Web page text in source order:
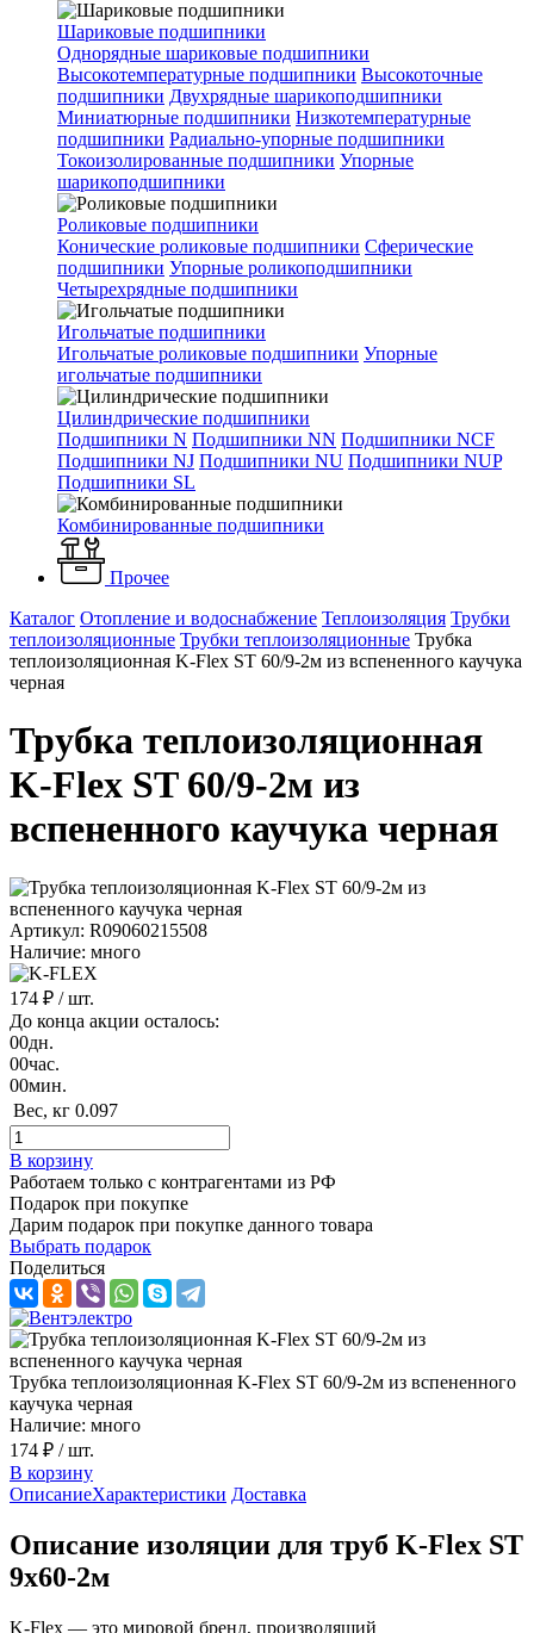
Шариковые подшипники
Однорядные шариковые подшипники
Высокотемпературные подшипники Высокоточные
подшипники Двухрядные шарикоподшипники
Миниатюрные подшипники Низкотемпературные
подшипники Радиально-упорные подшипники
Токоизолированные подшипники Упорные
шарикоподшипники
Роликовые подшипники
Конические роликовые подшипники Сферические
подшипники Упорные роликоподшипники
Четырехрядные подшипники
Игольчатые подшипники
Игольчатые роликовые подшипники Упорные
игольчатые подшипники
Цилиндрические подшипники
Подшипники N Подшипники NN Подшипники NCF
Подшипники NJ Подшипники NU Подшипники NUP
Подшипники SL
Комбинированные подшипники
Прочее
Каталог Отопление и водоснабжение Теплоизоляция Трубки
теплоизоляционные Трубки теплоизоляционные Трубка
теплоизоляционная K-Flex ST 60/9-2м из вспененного каучука
черная
Трубка теплоизоляционная
K-Flex ST 60/9-2м из
вспененного каучука черная
Артикул: R09060215508
Наличие: много
174 ₽ / шт.
До конца акции осталось:
00дн.
00час.
00мин.
Вес, кг 0.097
В корзину
Работаем только с контрагентами из РФ
Подарок при покупке
Дарим подарок при покупке данного товара
Выбрать подарок
Поделиться
Трубка теплоизоляционная K-Flex ST 60/9-2м из вспененного
каучука черная
Наличие: много
174 ₽ / шт.
В корзину
ОписаниеХарактеристики Доставка
Описание изоляции для труб K-Flex ST
9х60-2м
K-Flex — это мировой бренд, производящий